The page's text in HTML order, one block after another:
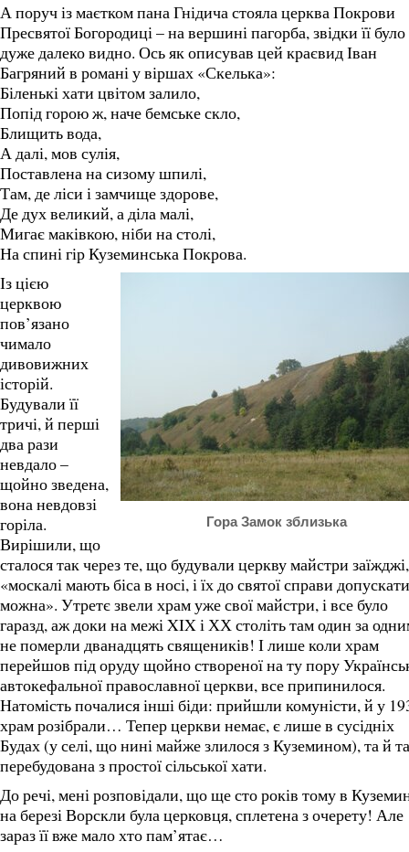
А поруч із маєтком пана Гнідича стояла церква Покрови
Пресвятої Богородиці – на вершині пагорба, звідки її було
дуже далеко видно. Ось як описував цей краєвид Іван
Багряний в романі у віршах «Скелька»:
Біленькі хати цвітом залило,
Попід горою ж, наче бемське скло,
Блищить вода,
А далі, мов сулія,
Поставлена на сизому шпилі,
Там, де ліси і замчище здорове,
Де дух великий, а діла малі,
Мигає маківкою, ніби на столі,
На спині гір Куземинська Покрова.
Гора Замок зблизька
Із цією
церквою
пов’язано
чимало
дивовижних
історій.
Будували її
тричі, й перші
два рази
невдало –
щойно зведена,
вона невдовзі
горіла.
Вирішили, що
сталося так через те, що будували церкву майстри
«москалі мають біса в носі, і їх до святої справи
можна». Утретє звели храм уже свої майстри, і все було
гаразд, аж доки на межі XIX і ХХ століть там один за
не померли дванадцять священиків! І лише коли храм
перейшов під оруду щойно створеної на ту пору
автокефальної православної церкви, все припинилося.
Натомість почалися інші біди: прийшли комуністи, й у
храм розібрали… Тепер церкви немає, є лише в сусідніх
Будах (у селі, що нині майже злилося з Куземином), та й та
перебудована з простої сільської хати.
До речі, мені розповідали, що ще сто років тому в
на березі Ворскли була церковця, сплетена з очерету! Але
зараз її вже мало хто пам’ятає…